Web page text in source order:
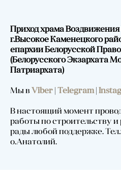
Приход храма Воздвижения
г.Высокое Каменецкого
епархии Белорусской
(Белорусского Экзархата
Патриархата)
Мы в Viber | Telegram|
В настоящий момент
работы по строительству
рады любой поддержке.
о.Анатолий.